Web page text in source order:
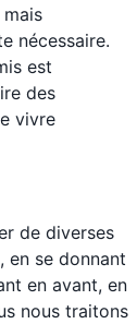
nécessaire.
est
des
vivre
de diverses
en se donnant
en avant, en
nous traitons